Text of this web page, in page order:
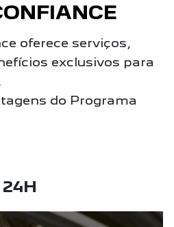
oferece serviços,
exclusivos para
do Programa